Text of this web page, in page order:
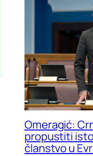
Omeragić:
propustiti
članstvo u